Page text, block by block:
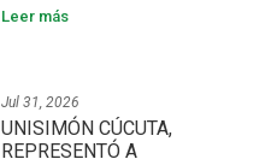
Leer más
Jul 31, 2026
UNISIMÓN CÚCUTA,
REPRESENTÓ A